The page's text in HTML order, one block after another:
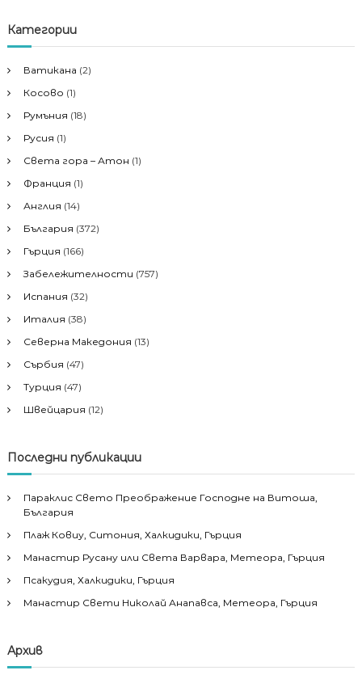
с
е
е
з
а
е
Категории
Ватикана (2)
Косово (1)
Румъния (18)
Русия (1)
Света гора – Атон (1)
Франция (1)
Англия (14)
България (372)
Гърция (166)
Забележителности (757)
Испания (32)
Италия (38)
Северна Македония (13)
Сърбия (47)
Турция (47)
Швейцария (12)
Последни публикации
Параклис Свето Преображение Господне на Витоша,
България
Плаж Ковиу, Ситония, Халкидики, Гърция
Манастир Русану или Света Варвара, Метеора, Гърция
Псакудия, Халкидики, Гърция
Манастир Свети Николай Анапавса, Метеора, Гърция
Архив